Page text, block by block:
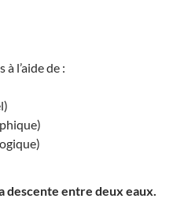
l’aide de :
descente entre deux eaux.